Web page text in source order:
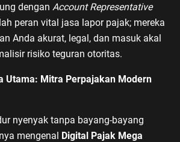
dengan Account Representative
peran vital jasa lapor pajak; mereka
Anda akurat, legal, dan masuk akal
risiko teguran otoritas.
Utama: Mitra Perpajakan Modern
nyenyak tanpa bayang-bayang
mengenal Digital Pajak Mega